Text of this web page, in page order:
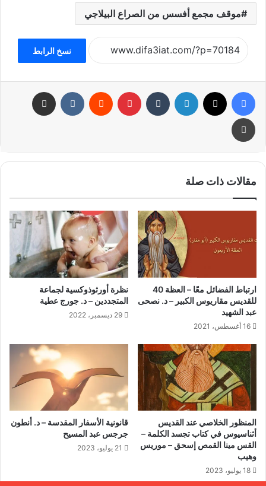
موقف مجمع أفسس من الصراع البيلاجي
نسخ الرابط
فيسبوك تويتر لينكدإن بينتيريست
طباعة
مقالات ذات صلة
ارتباط الفضائل معًا – العظة 40
للقديس مقاريوس الكبير – د. نصحى
عبد الشهيد
16 أغسطس، 2021
نظرة أورثوذوكسية لجماعة
المتجددين – د. جورج عطية
29 ديسمبر، 2022
المنظور الخلاصي عند القديس
أثناسيوس في كتاب تجسد الكلمة –
القس مينا القمص إسحق – موريس
وهيب
18 يوليو، 2023
قانونية الأسفار المقدسة – د. أنطون
جرجس عبد المسيح
21 يوليو، 2023